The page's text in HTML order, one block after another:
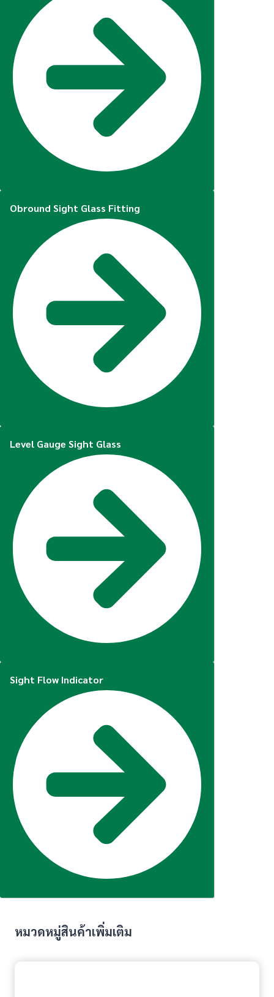
Obround Sight Glass Fitting
Level Gauge Sight Glass
Sight Flow Indicator
หมวดหมู่สินค้าเพิ่มเติม